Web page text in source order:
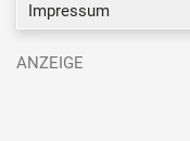
Impressum